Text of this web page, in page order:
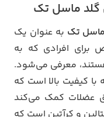
به عنوان یک
برای افرادی که به
معرفی می‌شود.
کیفیت بالا است که
عضلات کمک می‌کند